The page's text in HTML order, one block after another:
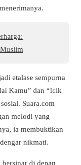
etalase sempurna
Kamu” dan “Icik
Suara.com
melodi yang
ia membuktikan
nikmati.
di depan